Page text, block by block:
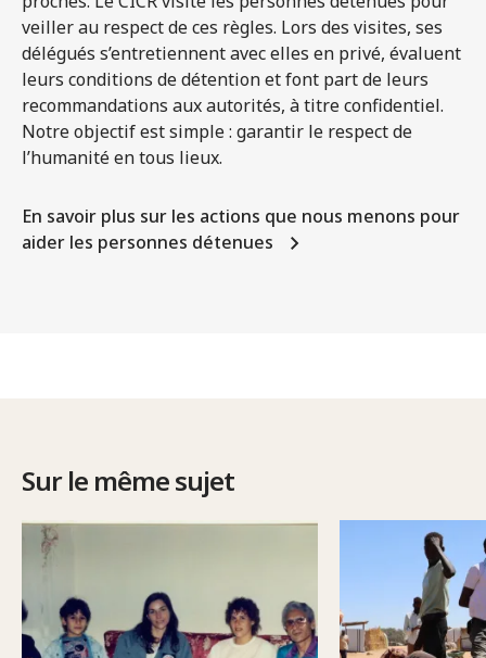
veiller au respect de ces règles. Lors des visites, ses
délégués s’entretiennent avec elles en privé, évaluent
leurs conditions de détention et font part de leurs
recommandations aux autorités, à titre confidentiel.
Notre objectif est simple : garantir le respect de
l’humanité en tous lieux.
En savoir plus sur les actions que nous menons pour
aider les personnes détenues
Sur le même sujet